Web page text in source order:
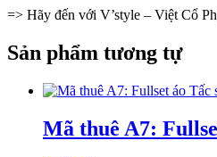
=> Hãy đến với V’style – Việt Cổ
Sản phẩm tương tự
Mã thuê A7: